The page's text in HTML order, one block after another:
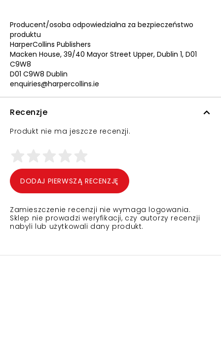
Producent/osoba odpowiedzialna za bezpieczeństwo
produktu
HarperCollins Publishers
Macken House, 39/40 Mayor Street Upper, Dublin 1, D01
C9W8
D01 C9W8 Dublin
enquiries@harpercollins.ie
Recenzje
Produkt nie ma jeszcze recenzji.
DODAJ PIERWSZĄ RECENZJĘ
Zamieszczenie recenzji nie wymaga logowania.
Sklep nie prowadzi weryfikacji, czy autorzy recenzji
nabyli lub użytkowali dany produkt.